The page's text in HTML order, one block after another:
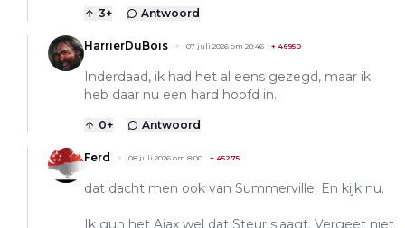
3+ Antwoord
HarrierDuBois 07 juli 2026 om 20:46 + 46950
Inderdaad, ik had het al eens gezegd, maar ik
heb daar nu een hard hoofd in.
0+ Antwoord
Ferd 08 juli 2026 om 8:00 + 45275
dat dacht men ook van Summerville. En kijk nu.
Ik gun het Ajax wel dat Steur slaagt. Vergeet niet